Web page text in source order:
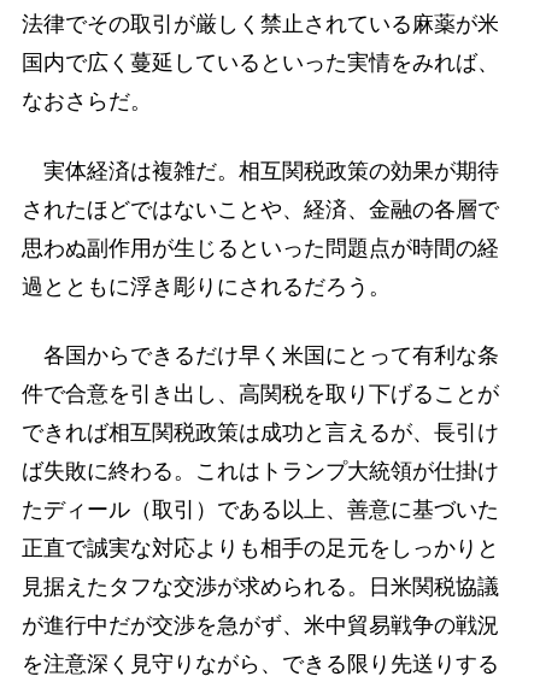
法律でその取引が厳しく禁止されている麻薬が米
国内で広く蔓延しているといった実情をみれば、
なおさらだ。
実体経済は複雑だ。相互関税政策の効果が期待
されたほどではないことや、経済、金融の各層で
思わぬ副作用が生じるといった問題点が時間の経
過とともに浮き彫りにされるだろう。
各国からできるだけ早く米国にとって有利な条
件で合意を引き出し、高関税を取り下げることが
できれば相互関税政策は成功と言えるが、長引け
ば失敗に終わる。これはトランプ大統領が仕掛け
たディール（取引）である以上、善意に基づいた
正直で誠実な対応よりも相手の足元をしっかりと
見据えたタフな交渉が求められる。日米関税協議
が進行中だが交渉を急がず、米中貿易戦争の戦況
を注意深く見守りながら、できる限り先送りする